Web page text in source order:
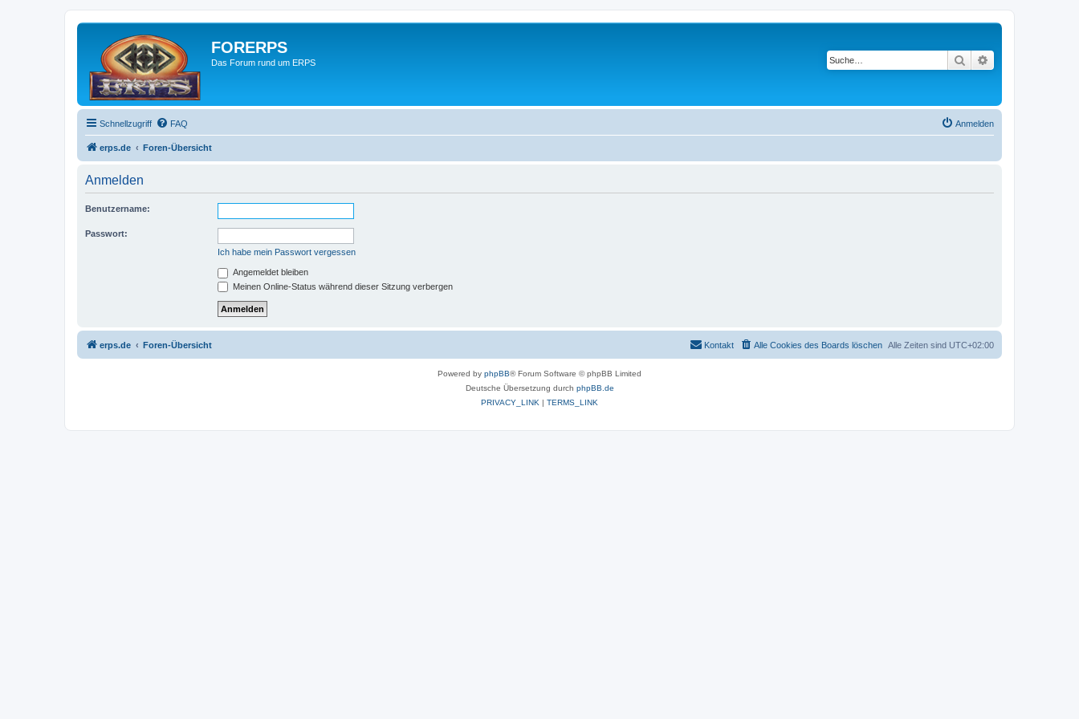
FORERPS
Das Forum rund um ERPS Suche
Schnellzugriff FAQ Anmelden
erps.de Foren-Übersicht
Anmelden
Benutzername:
Passwort:
Ich habe mein Passwort vergessen
Angemeldet bleiben
Meinen Online-Status während dieser Sitzung verbergen
erps.de Foren-Übersicht Alle Zeiten sind UTC+02:00
Alle Cookies des Boards löschen
Kontakt
Powered by phpBB® Forum Software © phpBB Limited
Deutsche Übersetzung durch phpBB.de
PRIVACY_LINK | TERMS_LINK